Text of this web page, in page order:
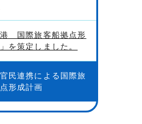
港 国際旅客船拠点形
を策定しました。
民連携による国際旅
形成計画